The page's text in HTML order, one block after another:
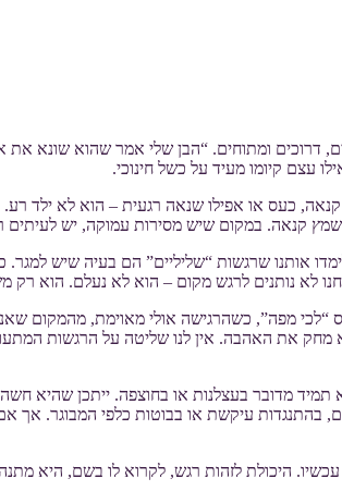
דרוכים ומתוחים. “הבן שלי אמר שהוא
עצם קיומו מעיד על כשל חינוכי.
קנאה, כעס או אפילו שנאה רגעית – הוא לא
קנאה. במקום שיש מסירות עמוקה, יש לעיתים
אותנו שרגשות “שליליים” הם בעיה שיש
לא נותנים לרגש מקום – הוא לא נעלם. הוא רק
מפה”, כשהרגישה אולי מאוימת, מהמקום
את האהבה. אין לנו שליטה על הרגשות
מדובר בעצלנות או בחוצפה. ייתכן שהיא
בהתנגדות עיקשת או בבוטות כלפי המבוגר.
היכולת לזהות רגש, לקרוא לו בשם, היא